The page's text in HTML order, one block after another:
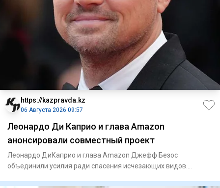
https://kazpravda.kz
06 Августа 2026 09:57
Леонардо Ди Каприо и глава Amazon
анонсировали совместный проект
Леонардо ДиКаприо и глава Amazon Джефф Безос
объединили усилия ради спасения исчезающих видов.